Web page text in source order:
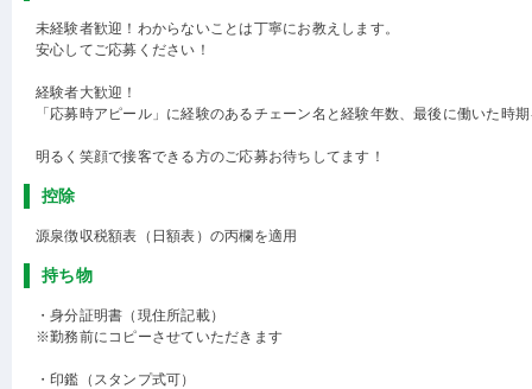
未経験者歓迎！わからないことは丁寧にお教えします。
安心してご応募ください！
経験者大歓迎！
「応募時アピール」に経験のあるチェーン名と経験年数、最後に働いた時
明るく笑顔で接客できる方のご応募お待ちしてます！
控除
源泉徴収税額表（日額表）の丙欄を適用
持ち物
・身分証明書（現住所記載）
※勤務前にコピーさせていただきます
・印鑑（スタンプ式可）